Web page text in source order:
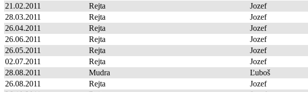
21.02.2011
Rejta Jozef
28.03.2011
Rejta Jozef
26.04.2011
Rejta Jozef
26.06.2011
Rejta Jozef
26.05.2011
Rejta Jozef
02.07.2011
Rejta Jozef
28.08.2011
Mudra Ľuboš
26.08.2011
Rejta Jozef